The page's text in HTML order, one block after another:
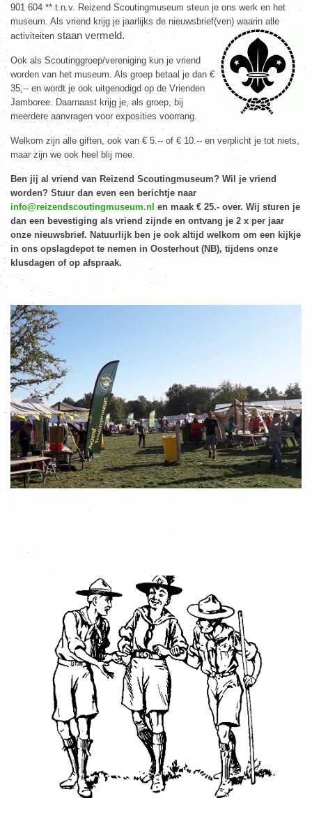
901 604 ** t.n.v. Reizend Scoutingmuseum steun je ons werk en het
museum. Als vriend krijg je jaarlijks de nieuwsbrief(ven) waarin alle
activiteitenstaan vermeld.
Ook als Scoutinggroep/vereniging kun je vriend
worden van het museum. Als groep betaal je dan €
35,-- en wordt je ook uitgenodigd op de Vrienden
Jamboree. Daarnaast krijg je, als groep, bij
meerdere aanvragen voor exposities voorrang.
Welkom zijn alle giften, ook van € 5.-- of € 10.-- en verplicht je tot niets,
maar zijn we ook heel blij mee.
Ben jij al vriend van Reizend Scoutingmuseum? Wil je vriend
worden? Stuur dan even een berichtje naar
info@reizendscoutingmuseum.nl en maak € 25.- over. Wij sturen je
dan een bevestiging als vriend zijnde en ontvang je 2 x per jaar
onze nieuwsbrief. Natuurlijk ben je ook altijd welkom om een kijkje
in ons opslagdepot te nemen in Oosterhout (NB), tijdens onze
klusdagen of op afspraak.